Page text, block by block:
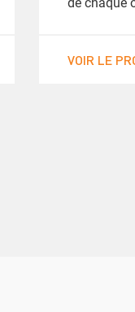
de chaque
VOIR LE